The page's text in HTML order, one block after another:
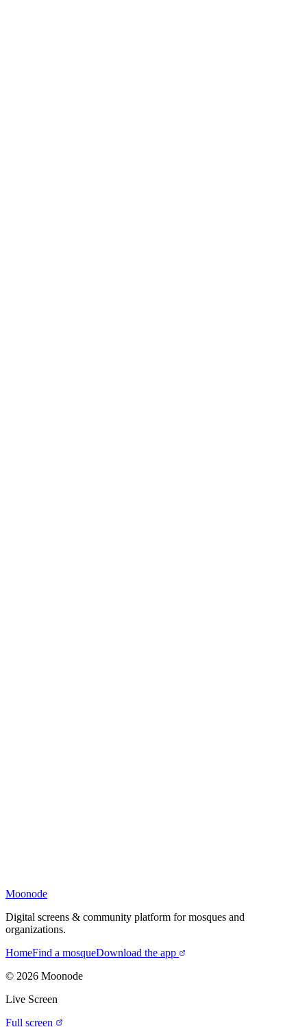
Moonode
Digital screens & community platform for mosques and
organizations.
HomeFind a mosqueDownload the app
© 2026 Moonode
Live Screen
Full screen